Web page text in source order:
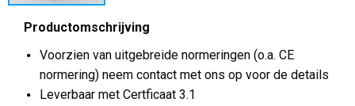
Productomschrijving
Voorzien van uitgebreide normeringen (o.a. CE
normering) neem contact met ons op voor de details
Leverbaar met Certficaat 3.1